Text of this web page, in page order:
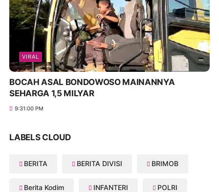
VIRAL
BOCAH ASAL BONDOWOSO MAINANNYA
SEHARGA 1,5 MILYAR
9:31:00 PM
LABELS CLOUD
BERITA BERITA DIVISI BRIMOB
Berita Kodim INFANTERI POLRI